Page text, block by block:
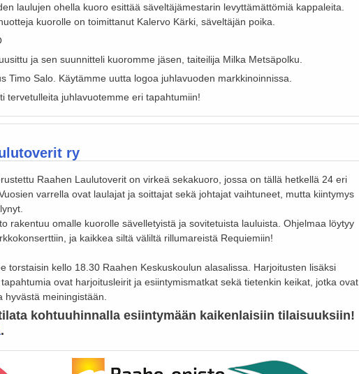
laulujen ohella kuoro esittää säveltäjämestarin levyttämättömiä kappaleita.
kuorolle on toimittanut Kalervo Kärki, säveltäjän poika.
ja sen suunnitteli kuoromme jäsen, taiteilija Milka Metsäpolku.
Timo Salo. Käytämme uutta logoa juhlavuoden markkinoinnissa.
tervetulleita juhlavuotemme eri tapahtumiin!
ry
Raahen Laulutoverit on virkeä sekakuoro, jossa on tällä hetkellä 24 eri
varrella ovat laulajat ja soittajat sekä johtajat vaihtuneet, mutta kiintymys
rakentuu omalle kuorolle sävelletyistä ja sovitetuista lauluista. Ohjelmaa löytyy
ja kaikkea siltä väliltä rillumareistä Requiemiin!
torstaisin kello 18.30 Raahen Keskuskoulun alasalissa. Harjoitusten lisäksi
ovat harjoitusleirit ja esiintymismatkat sekä tietenkin keikat, jotka ovat
hyvästä meiningistään.
kohtuuhinnalla esiintymään kaikenlaisiin tilaisuuksiin!
.